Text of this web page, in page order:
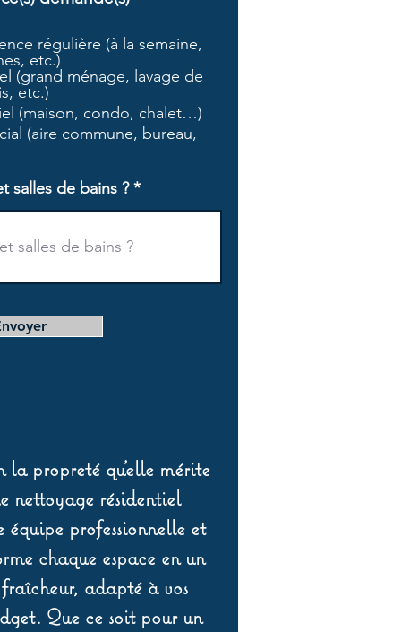
i
a
o
i
régulière (à la semaine,
etc.)
(grand ménage, lavage de
etc.)
(maison, condo, chalet…)
(aire commune, bureau,
salles de bains ?
propreté qu’elle mérite
nettoyage résidentiel
professionnelle et
chaque espace en un
adapté à vos
Que ce soit pour un